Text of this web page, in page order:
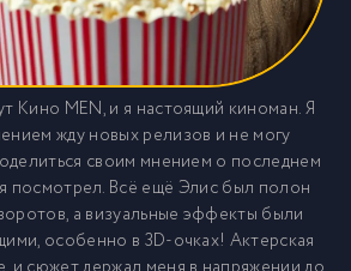
Кино MEN, и я настоящий киноман. Я
жду новых релизов и не могу
своим мнением о последнем
посмотрел. Всё ещё Элис был полон
а визуальные эффекты были
особенно в 3D-очках! Актерская